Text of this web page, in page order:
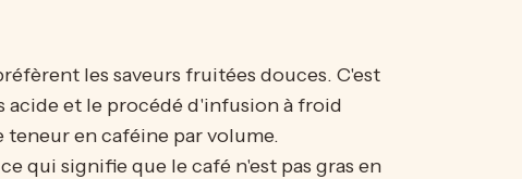
les saveurs fruitées douces. C'est
et le procédé d'infusion à froid
en caféine par volume.
qui signifie que le café n'est pas gras en